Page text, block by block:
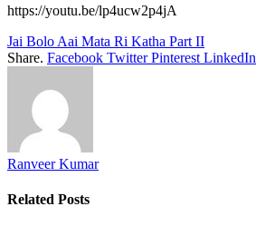
https://youtu.be/lp4ucw2p4jA
Jai Bolo Aai Mata Ri Katha Part II
Share. Facebook Twitter Pinterest LinkedIn
Ranveer Kumar
Related Posts